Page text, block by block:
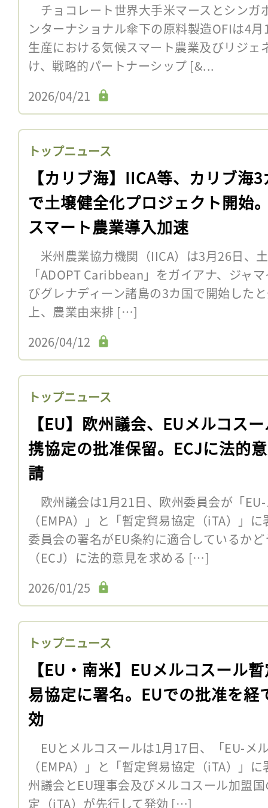
チョコレート世界大手米マースとシンガ
ンターナショナル傘下の原料製造OFIは4
生産における気候スマート農業及びリジェ
け、戦略的パートナーシップ [&...
2026/04/21
トップニュース
【カリブ海】IICA等、カリブ海
で土壌健全化プロジェクト開始
スマート農業導入加速
米州農業協力機関（IICA）は3月26日、
「ADOPT Caribbean」をガイアナ、ジャ
びグレナディーン諸島の3カ国で開始した
上、農業由来排 […]
2026/04/12
トップニュース
【EU】欧州議会、EUメルコス
携協定の批准保留。ECJに法的
請
欧州議会は1月21日、欧州委員会が「
（EMPA）」と「暫定貿易協定（iTA）」
委員会の署名がEU条約に適合しているか
（ECJ）に法的意見を求める […]
2026/01/25
トップニュース
【EU・南米】EUメルコスール
易協定に署名。EUでの批准を経
効
EUとメルコスールは1月17日、「EU-メ
（EMPA）」と「暫定貿易協定（iTA）」
州議会とEU理事会及びメルコスール加盟
定（iTA）が先行して発効 […]